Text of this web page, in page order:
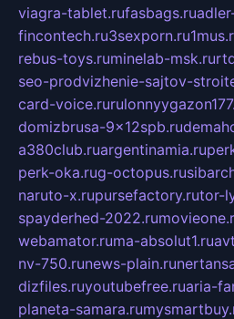
viagra-tablet.rufasbags.ru
fincontech.ru3sexporn.ru
rebus-toys.ruminelab-msk.ru
seo-prodvizhenie-sajtov-
card-voice.ru
domizbrusa-9x12spb.ru
a380club.ruargentinamia.ru
perk-oka.rug-octopus.ru
naruto-x.rupursefactory.rutor-
spayderhed-2022.ru
webamator.ruma-absolut1.ru
nv-750.runews-plain.ru
dizfiles.ruyoutubefree.ruaria-
planeta-samara.ru